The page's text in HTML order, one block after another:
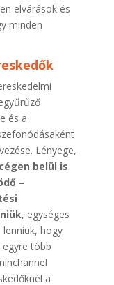
elvárások és
minden
és a
Lényege,
belül is
–
, egységes
hogy
több
a